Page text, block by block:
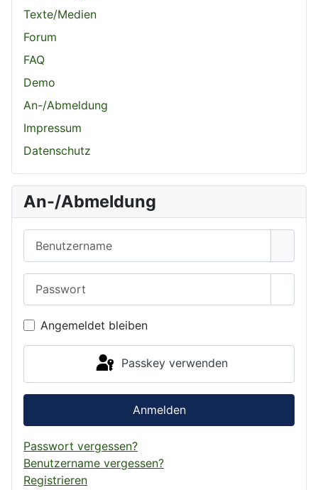
Texte/Medien
Forum
FAQ
Demo
An-/Abmeldung
Impressum
Datenschutz
An-/Abmeldung
Angemeldet bleiben
Passkey verwenden
Anmelden
Passwort vergessen?
Benutzername vergessen?
Registrieren